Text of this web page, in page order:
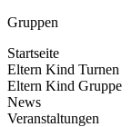
Gruppen
Startseite
Eltern Kind Turnen
Eltern Kind Gruppe
News
Veranstaltungen